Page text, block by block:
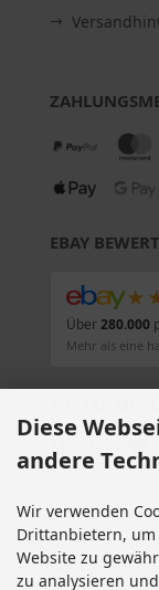
EBAY
Über280.000
Mehr als eine
Alle Preise inkl. gesetzl.
entsprechen dem
Motorradteile &
Diese
andere
Wir verwenden
Drittanbietern,
Website zu
zu analysieren